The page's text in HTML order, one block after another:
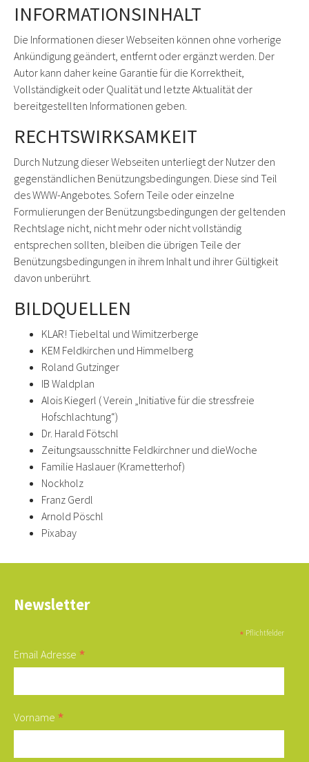
INFORMATIONSINHALT
Die Informationen dieser Webseiten können ohne vorherige
Ankündigung geändert, entfernt oder ergänzt werden. Der
Autor kann daher keine Garantie für die Korrektheit,
Vollständigkeit oder Qualität und letzte Aktualität der
bereitgestellten Informationen geben.
RECHTSWIRKSAMKEIT
Durch Nutzung dieser Webseiten unterliegt der Nutzer den
gegenständlichen Benützungsbedingungen. Diese sind Teil
des WWW-Angebotes. Sofern Teile oder einzelne
Formulierungen der Benützungsbedingungen der geltenden
Rechtslage nicht, nicht mehr oder nicht vollständig
entsprechen sollten, bleiben die übrigen Teile der
Benützungsbedingungen in ihrem Inhalt und ihrer Gültigkeit
davon unberührt.
BILDQUELLEN
KLAR! Tiebeltal und Wimitzerberge
KEM Feldkirchen und Himmelberg
Roland Gutzinger
IB Waldplan
Alois Kiegerl ( Verein „Initiative für die stressfreie
Hofschlachtung“)
Dr. Harald Fötschl
Zeitungsausschnitte Feldkirchner und dieWoche
Familie Haslauer (Krametterhof)
Nockholz
Franz Gerdl
Arnold Pöschl
Pixabay
Newsletter
* Pflichtfelder
Email Adresse *
Vorname *